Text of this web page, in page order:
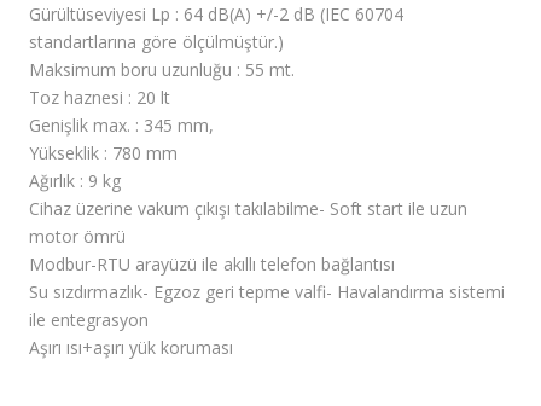
Gürültüseviyesi Lp : 64 dB(A) +/-2 dB (IEC 60704
standartlarına göre ölçülmüştür.)
Maksimum boru uzunluğu : 55 mt.
Toz haznesi : 20 lt
Genişlik max. : 345 mm,
Yükseklik : 780 mm
Ağırlık : 9 kg
Cihaz üzerine vakum çıkışı takılabilme- Soft start ile uzun
motor ömrü
Modbur-RTU arayüzü ile akıllı telefon bağlantısı
Su sızdırmazlık- Egzoz geri tepme valfi- Havalandırma sistemi
ile entegrasyon
Aşırı ısı+aşırı yük koruması